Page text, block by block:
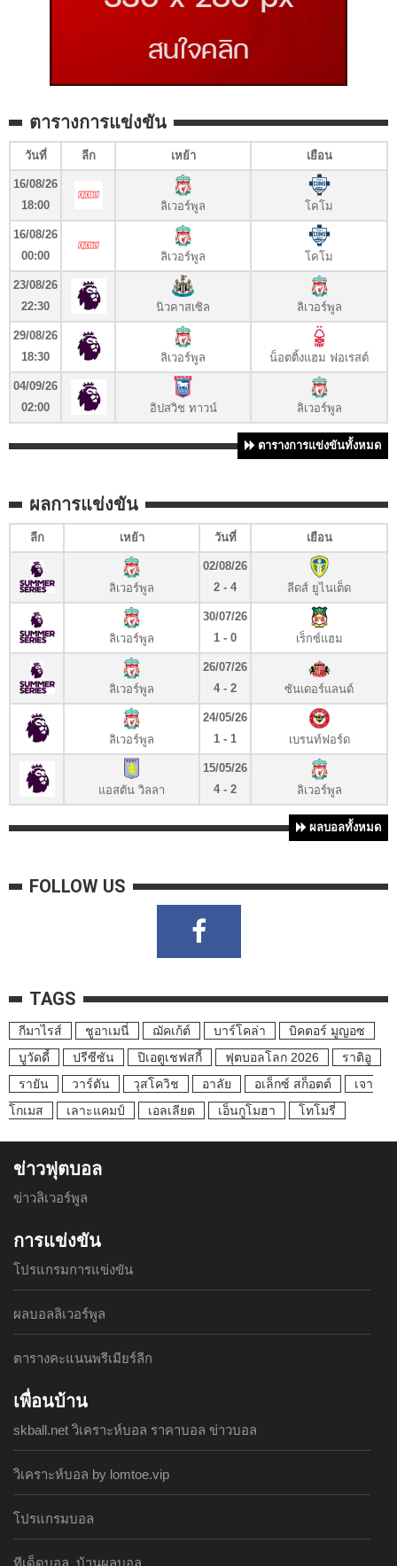
ตารางการแข่งขัน
วันที่ ลีก เหย้า เยือน
16/08/26
18:00
ลิเวอร์พูล โคโม
16/08/26
00:00
ลิเวอร์พูล โคโม
23/08/26
22:30
นิวคาสเซิล ลิเวอร์พูล
29/08/26
18:30
ลิเวอร์พูล น็อตติ้งแฮม ฟอเรสต์
04/09/26
02:00
อิปสวิช ทาวน์ ลิเวอร์พูล
ตารางการแข่งขันทั้งหมด
ผลการแข่งขัน
ลีก เหย้า วันที่ เยือน
ลิเวอร์พูล
02/08/26
2 - 4
ลีดส์ ยูไนเต็ด
ลิเวอร์พูล
30/07/26
1 - 0
เร็กซ์แฮม
ลิเวอร์พูล
26/07/26
4 - 2
ซันเดอร์แลนด์
ลิเวอร์พูล
24/05/26
1 - 1
เบรนท์ฟอร์ด
แอสตัน วิลลา
15/05/26
4 - 2
ลิเวอร์พูล
ผลบอลทั้งหมด
FOLLOW US
TAGS
กีมาไรส์ ชูอาเมนี่ ฌัคเก้ต์ บาร์โคล่า
บิคตอร์ มูญอซ
บูวัดดี้
ปรีซีซัน ปิเอตูเชฟสกี้ ฟุตบอลโลก 2026
ราติอู
รายัน
วาร์ตัน วุสโควิช อาลัย อเล็กซ์ สก็อตต์
เจา
โกเมส
เลาะแคมป์ เอลเลียต เอ็นกูโมฮา โทโมรี่
ข่าวฟุตบอล
ข่าวลิเวอร์พูล
การแข่งขัน
โปรแกรมการแข่งขัน
ผลบอลลิเวอร์พูล
ตารางคะแนนพรีเมียร์ลีก
เพื่อนบ้าน
skball.net วิเคราะห์บอล ราคาบอล ข่าวบอล
วิเคราะห์บอล by lomtoe.vip
โปรแกรมบอล
ทีเด็ดบอล, บ้านผลบอล